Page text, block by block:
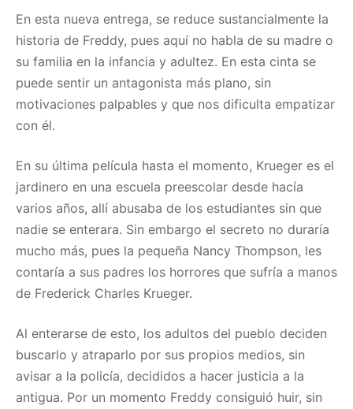
En esta nueva entrega, se reduce sustancialmente la
historia de Freddy, pues aquí no habla de su madre o
su familia en la infancia y adultez. En esta cinta se
puede sentir un antagonista más plano, sin
motivaciones palpables y que nos dificulta empatizar
con él.
En su última película hasta el momento, Krueger es el
jardinero en una escuela preescolar desde hacía
varios años, allí abusaba de los estudiantes sin que
nadie se enterara. Sin embargo el secreto no duraría
mucho más, pues la pequeña Nancy Thompson, les
contaría a sus padres los horrores que sufría a manos
de Frederick Charles Krueger.
Al enterarse de esto, los adultos del pueblo deciden
buscarlo y atraparlo por sus propios medios, sin
avisar a la policía, decididos a hacer justicia a la
antigua. Por un momento Freddy consiguió huir, sin